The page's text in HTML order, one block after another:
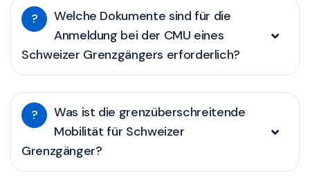
?
Welche Dokumente sind für die
Anmeldung bei der CMU eines
Schweizer Grenzgängers erforderlich?
?
Was ist die grenzüberschreitende
Mobilität für Schweizer
Grenzgänger?